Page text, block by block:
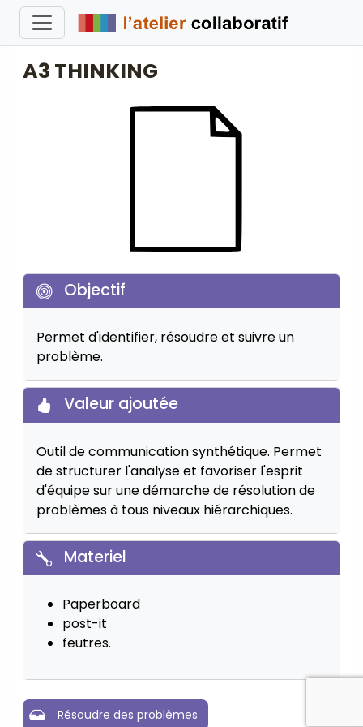
A3 THINKING
Objectif
Permet d'identifier, résoudre et suivre un
problème.
Valeur ajoutée
Outil de communication synthétique. Permet
de structurer l'analyse et favoriser l'esprit
d'équipe sur une démarche de résolution de
problèmes à tous niveaux hiérarchiques.
Materiel
Paperboard
post-it
feutres.
Résoudre des problèmes